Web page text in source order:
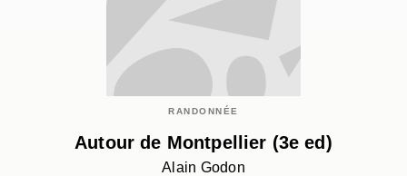
RANDONNÉE
Autour de Montpellier (3e ed)
Alain Godon